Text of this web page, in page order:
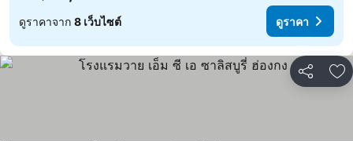
ดูราคาจาก 8 เว็บไซต์ ดูราคา
แชร์ เ